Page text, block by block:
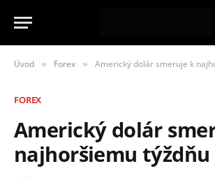
Úvod » Forex » Americký dolár smeruje k
FOREX
Americký dolár
najhoršiemu týždňu